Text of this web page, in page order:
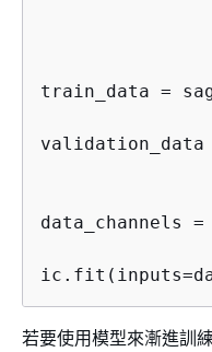
train_data =
data_channels =
若要使用模型來漸進訓